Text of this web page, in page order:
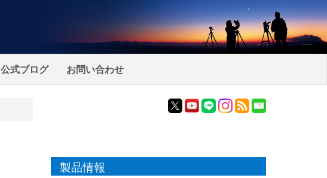
公式ブログ お問い合わせ
製品情報